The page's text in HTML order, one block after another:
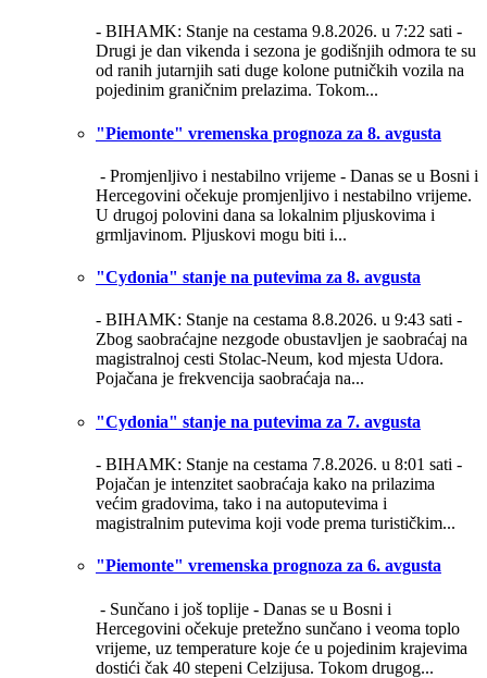
- BIHAMK: Stanje na cestama 9.8.2026. u 7:22 sati -
Drugi je dan vikenda i sezona je godišnjih odmora te su
od ranih jutarnjih sati duge kolone putničkih vozila na
pojedinim graničnim prelazima. Tokom...
"Piemonte" vremenska prognoza za 8. avgusta
- Promjenljivo i nestabilno vrijeme - Danas se u Bosni i
Hercegovini očekuje promjenljivo i nestabilno vrijeme.
U drugoj polovini dana sa lokalnim pljuskovima i
grmljavinom. Pljuskovi mogu biti i...
"Cydonia" stanje na putevima za 8. avgusta
- BIHAMK: Stanje na cestama 8.8.2026. u 9:43 sati -
Zbog saobraćajne nezgode obustavljen je saobraćaj na
magistralnoj cesti Stolac-Neum, kod mjesta Udora.
Pojačana je frekvencija saobraćaja na...
"Cydonia" stanje na putevima za 7. avgusta
- BIHAMK: Stanje na cestama 7.8.2026. u 8:01 sati -
Pojačan je intenzitet saobraćaja kako na prilazima
većim gradovima, tako i na autoputevima i
magistralnim putevima koji vode prema turističkim...
"Piemonte" vremenska prognoza za 6. avgusta
- Sunčano i još toplije - Danas se u Bosni i
Hercegovini očekuje pretežno sunčano i veoma toplo
vrijeme, uz temperature koje će u pojedinim krajevima
dostići čak 40 stepeni Celzijusa. Tokom drugog...